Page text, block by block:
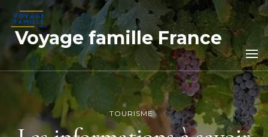
Voyage famille France
TOURISME